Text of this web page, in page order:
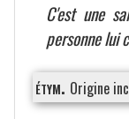
C'est une
personne lui
étym. Origine